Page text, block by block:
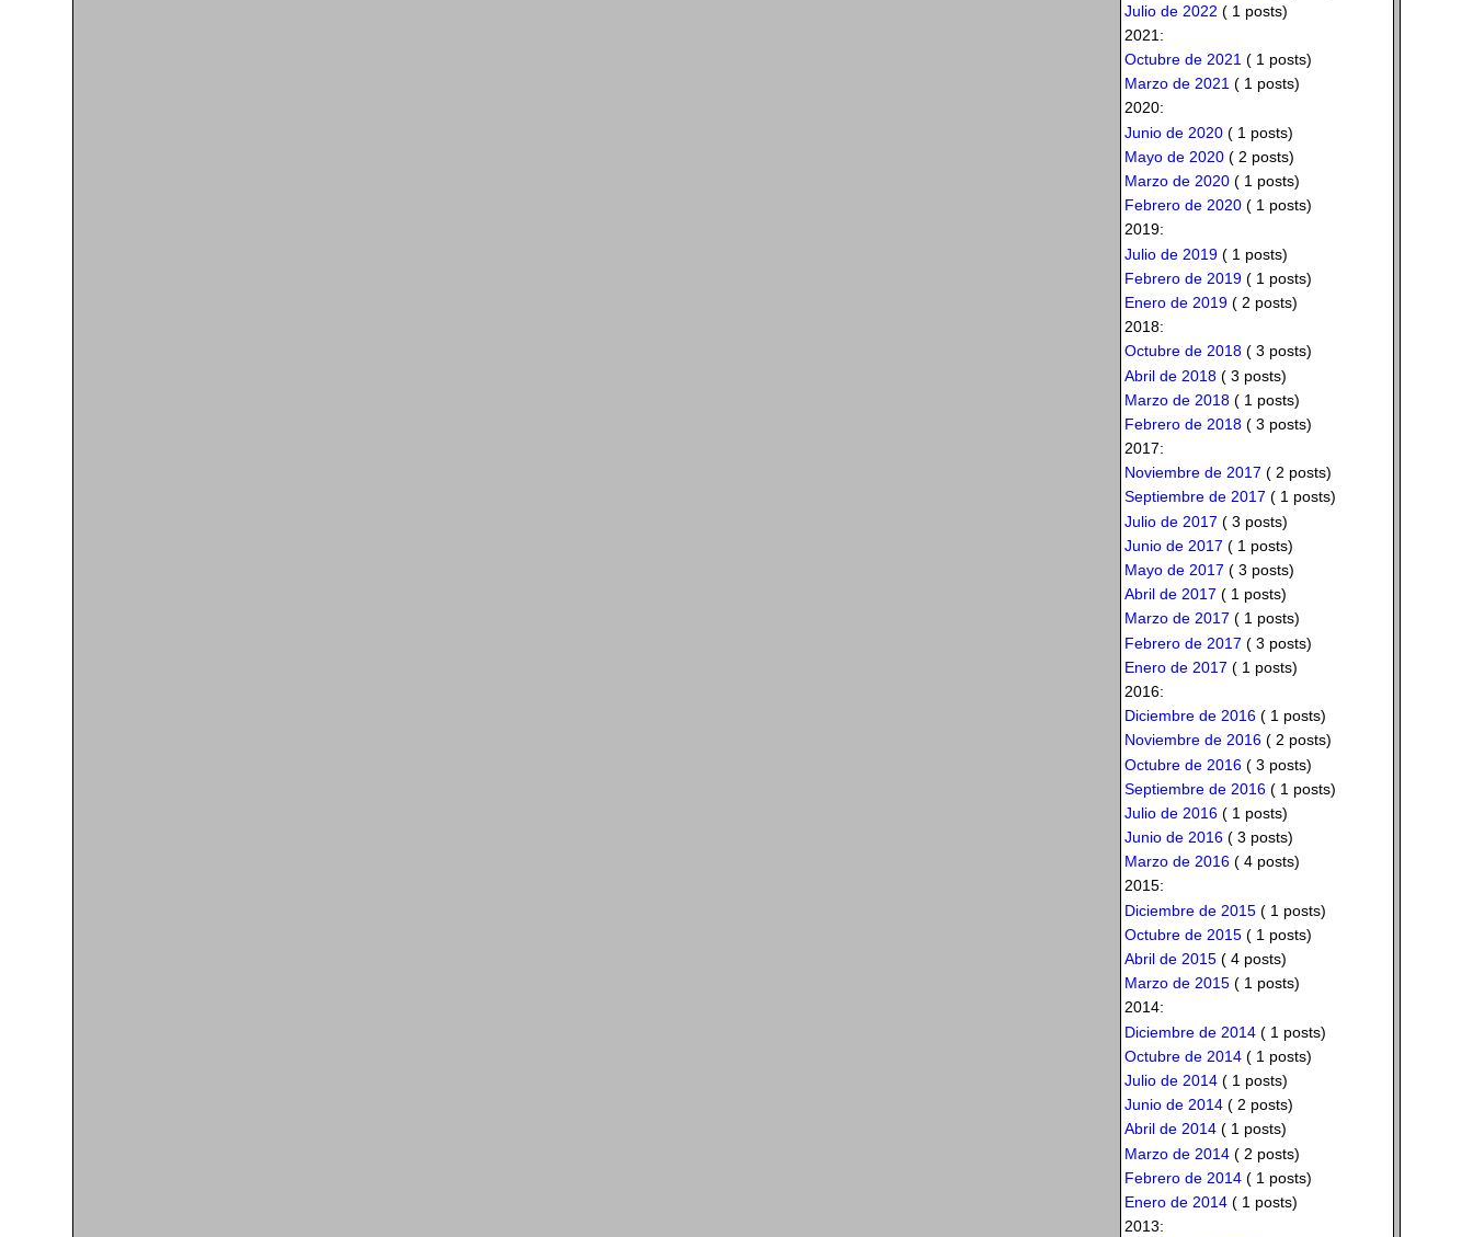
Julio de 2022 ( 1 posts)
2021:
Octubre de 2021 ( 1 posts)
Marzo de 2021( 1 posts)
2020:
Junio de 2020( 1 posts)
Mayo de 2020( 2 posts)
Marzo de 2020( 1 posts)
Febrero de 2020( 1 posts)
2019:
Julio de 2019( 1 posts)
Febrero de 2019( 1 posts)
Enero de 2019( 2 posts)
2018:
Octubre de 2018( 3 posts)
Abril de 2018( 3 posts)
Marzo de 2018( 1 posts)
Febrero de 2018( 3 posts)
2017:
Noviembre de 2017 ( 2 posts)
Septiembre de 2017 ( 1 posts)
Julio de 2017 ( 3 posts)
Junio de 2017 ( 1 posts)
Mayo de 2017 ( 3 posts)
Abril de 2017 ( 1 posts)
Marzo de 2017 ( 1 posts)
Febrero de 2017 ( 3 posts)
Enero de 2017 ( 1 posts)
2016:
Diciembre de 2016( 1 posts)
Noviembre de 2016( 2 posts)
Octubre de 2016( 3 posts)
Septiembre de 2016( 1 posts)
Julio de 2016( 1 posts)
Junio de 2016( 3 posts)
Marzo de 2016( 4 posts)
2015:
Diciembre de 2015( 1 posts)
Octubre de 2015( 1 posts)
Abril de 2015( 4 posts)
Marzo de 2015( 1 posts)
2014:
Diciembre de 2014( 1 posts)
Octubre de 2014( 1 posts)
Julio de 2014( 1 posts)
Junio de 2014( 2 posts)
Abril de 2014( 1 posts)
Marzo de 2014( 2 posts)
Febrero de 2014( 1 posts)
Enero de 2014( 1 posts)
2013: